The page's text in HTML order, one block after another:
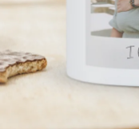
Montag - Freitag :
Samstag - Sonntag